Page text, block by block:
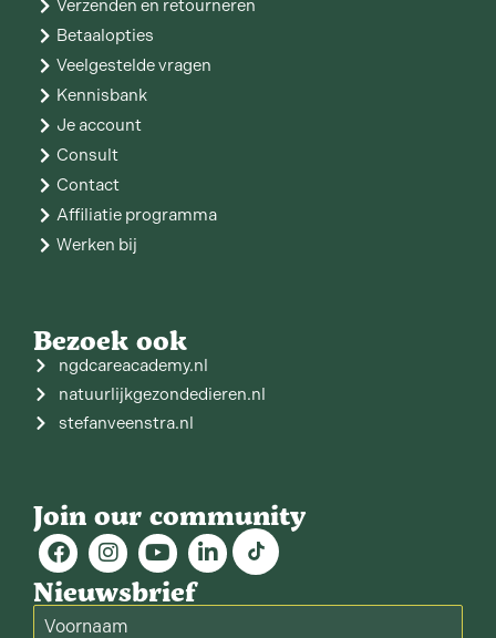
Verzenden en retourneren
Betaalopties
Veelgestelde vragen
Kennisbank
Je account
Consult
Contact
Affiliatie programma
Werken bij
Bezoek ook
ngdcareacademy.nl
natuurlijkgezondedieren.nl
stefanveenstra.nl
Join our community
Nieuwsbrief